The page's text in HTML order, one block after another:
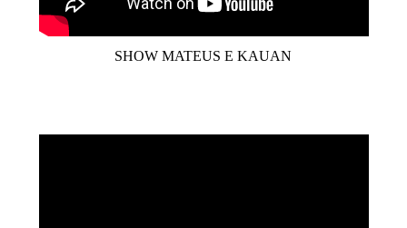
SHOW MATEUS E KAUAN